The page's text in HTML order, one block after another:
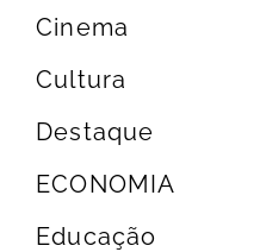
Cinema
Cultura
Destaque
ECONOMIA
Educação